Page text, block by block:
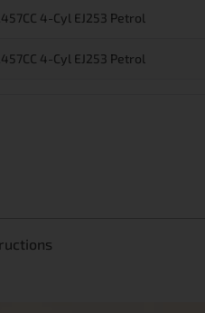
4-Cyl EJ253 Petrol
4-Cyl EJ253 Petrol